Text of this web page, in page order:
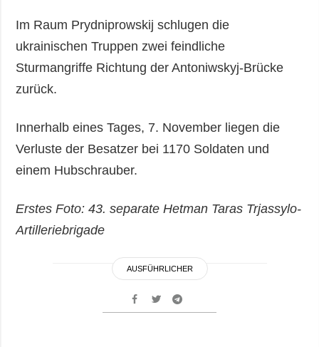
Im Raum Prydniprowskij schlugen die
ukrainischen Truppen zwei feindliche
Sturmangriffe Richtung der Antoniwskyj-Brücke
zurück.
Innerhalb eines Tages, 7. November liegen die
Verluste der Besatzer bei 1170 Soldaten und
einem Hubschrauber.
Erstes Foto: 43. separate Hetman Taras Trjassylo-
Artilleriebrigade
AUSFÜHRLICHER